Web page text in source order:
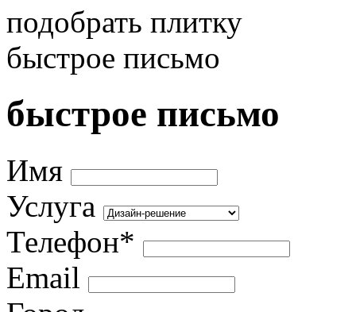
подобрать плитку
быстрое письмо
быстрое письмо
Имя
Услуга
Телефон*
Email